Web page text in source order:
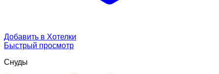
Добавить в Хотелки
Быстрый просмотр
Снуды